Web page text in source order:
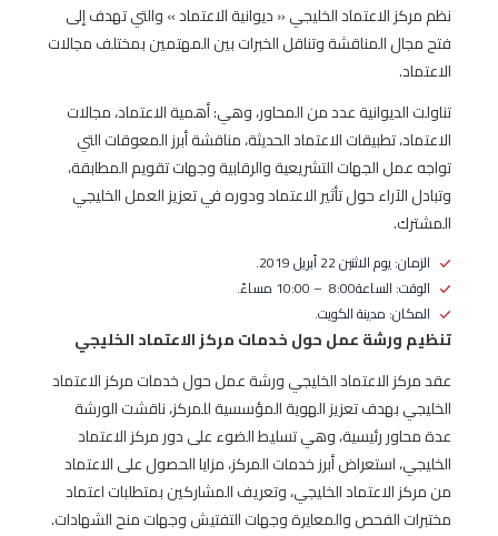
نظم مركز الاعتماد الخليجي « ديوانية الاعتماد » والتي تهدف إلى
فتح مجال المناقشة وتناقل الخبرات بين المهتمين بمختلف مجالات
الاعتماد.
تناولت الديوانية عدد من المحاور، وهي: أهمية الاعتماد، مجالات
الاعتماد، تطبيقات الاعتماد الحديثة، مناقشة أبرز المعوقات التي
تواجه عمل الجهات التشريعية والرقابية وجهات تقويم المطابقة،
وتبادل الآراء حول تأثير الاعتماد ودوره في تعزيز العمل الخليجي
المشترك.
الزمان: يوم الاثنين 22 أبريل 2019.
الوقت: الساعة8:00 – 10:00 مساءً.
المكان: مدينة الكويت.
تنظيم ورشة عمل حول خدمات مركز الاعتماد الخليجي
عقد مركز الاعتماد الخليجي ورشة عمل حول خدمات مركز الاعتماد
الخليجي بهدف تعزيز الهوية المؤسسية للمركز، ناقشت الورشة
عدة محاور رئيسية، وهي تسليط الضوء على دور مركز الاعتماد
الخليجي، استعراض أبرز خدمات المركز، مزايا الحصول على الاعتماد
من مركز الاعتماد الخليجي، وتعريف المشاركين بمتطلبات اعتماد
مختبرات الفحص والمعايرة وجهات التفتيش وجهات منح الشهادات.